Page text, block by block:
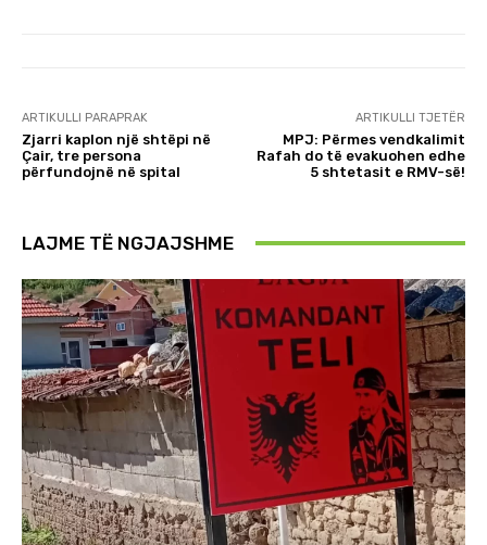
ARTIKULLI PARAPRAK
Zjarri kaplon një shtëpi në
Çair, tre persona
përfundojnë në spital
ARTIKULLI TJETËR
MPJ: Përmes vendkalimit
Rafah do të evakuohen edhe
5 shtetasit e RMV-së!
LAJME TË NGJAJSHME